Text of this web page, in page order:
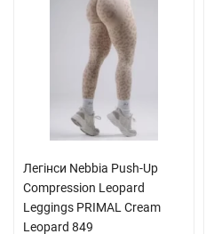
Легінси Nebbia Push-Up
Compression Leopard
Leggings PRIMAL Cream
Leopard 849